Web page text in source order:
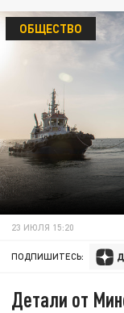
ОБЩЕСТВО
23 ИЮЛЯ 15:20
ПОДПИШИТЕСЬ:
Детали от